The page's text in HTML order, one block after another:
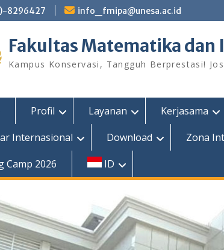
8296427 info_fmipa@unesa.ac.id
Fakultas Matematika dan
Kampus Konservasi, Tangguh Berprestasi!
Profil Layanan Kerjasama
Internasional
Download Zona
Camp 2026
ID